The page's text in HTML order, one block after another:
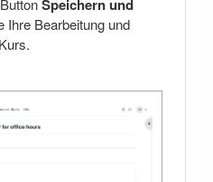
Speichern und
Ihre Bearbeitung und